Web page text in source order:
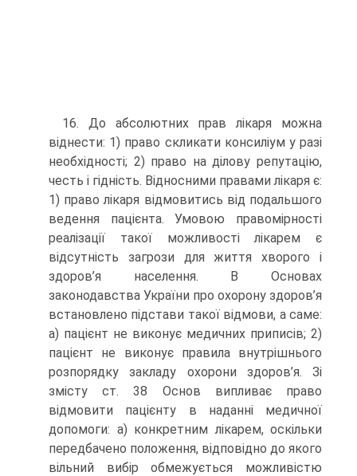
16. До абсолютних прав лікаря можна
віднести: 1) право скликати консиліум у разі
необхідності; 2) право на ділову репутацію,
честь і гідність. Відносними правами лікаря є:
1) право лікаря відмовитись від подальшого
ведення пацієнта. Умовою правомірності
реалізації такої можливості лікарем є
відсутність загрози для життя хворого і
здоров’я населення. В Основах
законодавства України про охорону здоров’я
встановлено підстави такої відмови, а саме:
а) пацієнт не виконує медичних приписів; 2)
пацієнт не виконує правила внутрішнього
розпорядку закладу охорони здоров’я. Зі
змісту ст. 38 Основ випливає право
відмовити пацієнту в наданні медичної
допомоги: а) конкретним лікарем, оскільки
передбачено положення, відповідно до якого
вільний вибір обмежується можливістю